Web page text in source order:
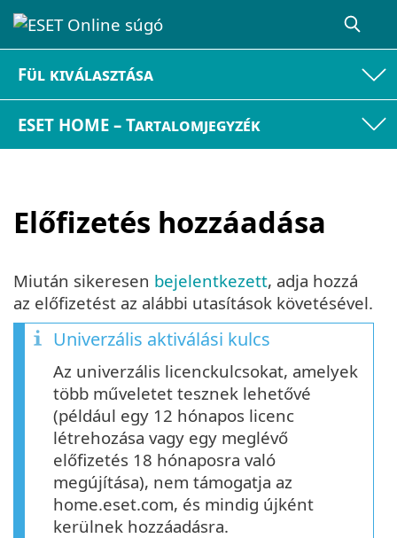
Fül kiválasztása
ESET HOME – Tartalomjegyzék
Előfizetés hozzáadása
Miután sikeresen bejelentkezett, adja hozzá
az előfizetést az alábbi utasítások követésével.
Univerzális aktiválási kulcs
Az univerzális licenckulcsokat, amelyek
több műveletet tesznek lehetővé
(például egy 12 hónapos licenc
létrehozása vagy egy meglévő
előfizetés 18 hónaposra való
megújítása), nem támogatja az
home.eset.com, és mindig újként
kerülnek hozzáadásra.